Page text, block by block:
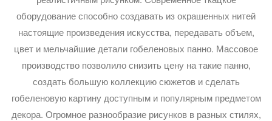
оборудование способно создавать из окрашенных нитей
настоящие произведения искусства, передавать объем,
цвет и мельчайшие детали гобеленовых панно. Массовое
производство позволило снизить цену на такие панно,
создать большую коллекцию сюжетов и сделать
гобеленовую картину доступным и популярным предметом
декора. Огромное разнообразие рисунков в разных стилях,